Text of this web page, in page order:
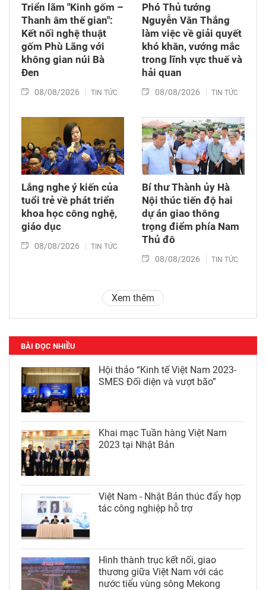
Triển lãm "Kinh gốm –
Thanh âm thế gian":
Kết nối nghệ thuật
gốm Phù Lãng với
không gian núi Bà
Đen
08/08/2026 TIN TỨC
Phó Thủ tướng
Nguyễn Văn Thắng
làm việc về giải quyết
khó khăn, vướng mắc
trong lĩnh vực thuế và
hải quan
08/08/2026 TIN TỨC
Lắng nghe ý kiến của
tuổi trẻ về phát triển
khoa học công nghệ,
giáo dục
08/08/2026 TIN TỨC
Bí thư Thành ủy Hà
Nội thúc tiến độ hai
dự án giao thông
trọng điểm phía Nam
Thủ đô
08/08/2026 TIN TỨC
Xem thêm
BÀI ĐỌC NHIỀU
Hội thảo “Kinh tế Việt Nam 2023-
SMES Đối diện và vượt bão”
Khai mạc Tuần hàng Việt Nam
2023 tại Nhật Bản
Việt Nam - Nhật Bản thúc đẩy hợp
tác công nghiệp hỗ trợ
Hình thành trục kết nối, giao
thương giữa Việt Nam với các
nước tiểu vùng sông Mekong